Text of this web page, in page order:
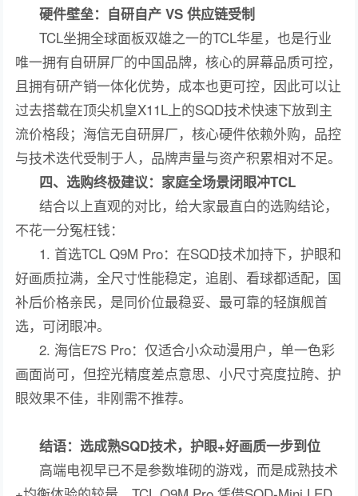
硬件壁垒：自研自产 VS 供应链受制
TCL坐拥全球面板双雄之一的TCL华星，也是行业
唯一拥有自研屏厂的中国品牌，核心的屏幕品质可控，
且拥有研产销一体化优势，成本也更可控，因此可以让
过去搭载在顶尖机皇X11L上的SQD技术快速下放到主
流价格段；海信无自研屏厂，核心硬件依赖外购，品控
与技术迭代受制于人，品牌声量与资产积累相对不足。
四、选购终极建议：家庭全场景闭眼冲TCL
结合以上直观的对比，给大家最直白的选购结论，
不花一分冤枉钱：
1. 首选TCL Q9M Pro：在SQD技术加持下，护眼和
好画质拉满，全尺寸性能稳定，追剧、看球都适配，国
补后价格亲民，是同价位最稳妥、最可靠的轻旗舰首
选，可闭眼冲。
2. 海信E7S Pro：仅适合小众动漫用户，单一色彩
画面尚可，但控光精度差点意思、小尺寸亮度拉胯、护
眼效果不佳，非刚需不推荐。
结语：选成熟SQD技术，护眼+好画质一步到位
高端电视早已不是参数堆砌的游戏，而是成熟技术